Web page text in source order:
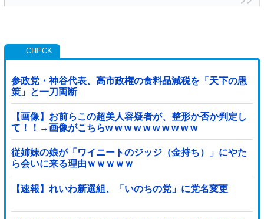
参政党・神谷代表、高市政権の食料品減税を「天下の愚
策」と一刀両断
【画像】お前らこの超美人容疑者が、整形か否か判定し
て！！→画像がこちらw w w w w w w w w w
従姉妹の娘が「ワイニートのジッジ（金持ち）」にやた
ら会いに来る理由ｗｗｗｗｗ
【速報】れいわ新選組、「いのちの党」に党名変更